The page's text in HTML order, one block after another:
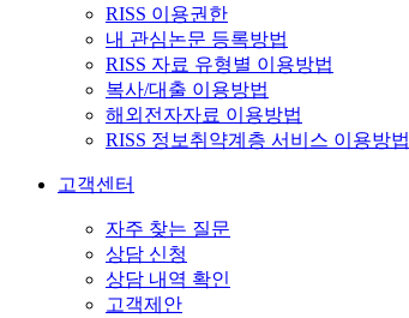
RISS 이용권한
내 관심논문 등록방법
RISS 자료 유형별 이용방법
복사/대출 이용방법
해외전자자료 이용방법
RISS 정보취약계층 서비스 이용방법
고객센터
자주 찾는 질문
상담 신청
상담 내역 확인
고객제안